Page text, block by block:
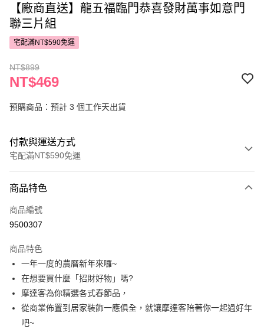
【廠商直送】龍五福臨門恭喜發財萬事如意門
聯三片組
宅配滿NT$590免運
NT$899
NT$469
預購商品：預計 3 個工作天出貨
付款與運送方式
宅配滿NT$590免運
POYA支付
信用卡一次付款
Apple Pay
街口支付
悠遊付
Google Pay
商品特色
商品編號
9500307
商品特色
一年一度的農曆新年來囉~
在想要買什麼「招財好物」嗎?
摩達客為你精選各式春節品，
從商業佈置到居家裝飾一應俱全，就讓摩達客陪著你一起過好年
吧~